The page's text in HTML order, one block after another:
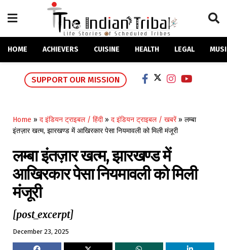
HOME ACHIEVERS CUISINE HEALTH LEGAL
SUPPORT OUR MISSION
Home » द इंडियन ट्राइबल / हिंदी» द इंडियन ट्राइबल / खबरें» लम्बा
इंतज़ार खत्म, झारखण्ड में आखिरकार पेसा नियमावली को मिली मंजूरी
लम्बा इंतज़ार खत्म, झारखण्ड में
आखिरकार पेसा नियमावली को मिली
मंजूरी
[post_excerpt]
December 23, 2025